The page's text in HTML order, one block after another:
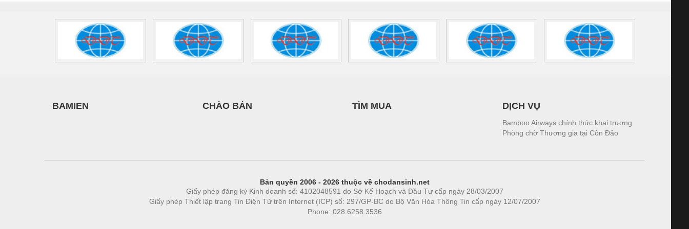
Thiết bị sơn - Sơn
Thiết bị nhà bếp
Thiết bị nhiệt
BAMIEN CHÀO BÁN TÌM MUA DỊCH VỤ
Bamboo Airways chính thức khai trương
Phòng chờ Thương gia tại Côn Đảo
Bản quyền 2006 - 2026 thuộc về chodansinh.net
Giấy phép đăng ký Kinh doanh số: 4102048591 do Sở Kế Hoạch và Đầu Tư cấp ngày 28/03/2007
Giấy phép Thiết lập trang Tin Điện Tử trên Internet (ICP) số: 297/GP-BC do Bộ Văn Hóa Thông Tin cấp ngày 12/07/2007
Phone: 028.6258.3536